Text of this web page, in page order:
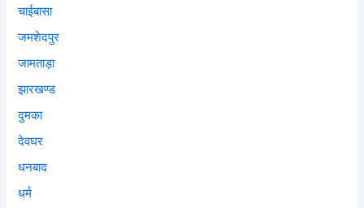
चाईबासा
जमशेदपुर
जामताड़ा
झारखण्ड
दुमका
देवघर
धनबाद
धर्म